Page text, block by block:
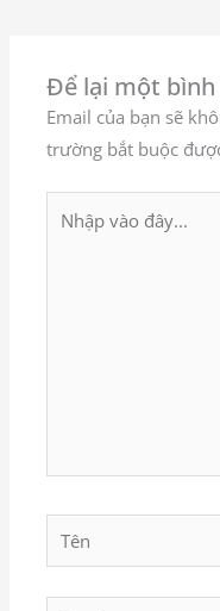
Để lại một bình
Email của bạn sẽ
trường bắt buộc
Tên